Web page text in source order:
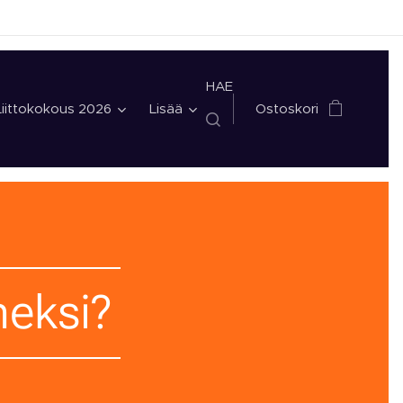
2026 Lisää
HAE
Ostoskori